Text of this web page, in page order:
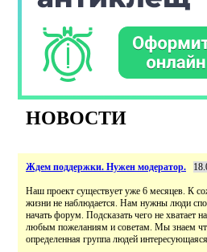
НОВОСТИ
Ждем поддержки. Нужен модератор.
Наш проект существует уже 6 месяцев. К
жизни не наблюдается. Нам нужны люди
начать форум. Подсказать чего не хватает
любым пожеланиям и советам. Мы знаем
определенная группа людей